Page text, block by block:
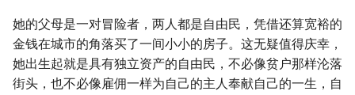
她的父母是一对冒险者，两人都是自由民，凭借还算宽裕的
金钱在城市的角落买了一间小小的房子。这无疑值得庆幸，
她出生起就是具有独立资产的自由民，不必像贫户那样沦落
街头，也不必像雇佣一样为自己的主人奉献自己的一生，自